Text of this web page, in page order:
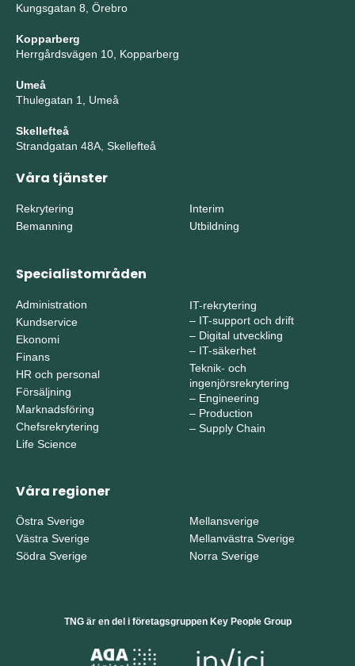
Kungsgatan 8, Örebro
Kopparberg
Herrgårdsvägen 10, Kopparberg
Umeå
Thulegatan 1, Umeå
Skellefteå
Strandgatan 48A, Skellefteå
Våra tjänster
Rekrytering
Bemanning
Interim
Utbildning
Specialistområden
Administration
Kundservice
Ekonomi
Finans
HR och personal
Försäljning
Marknadsföring
Chefsrekrytering
Life Science
IT-rekrytering
– IT-support och drift
– Digital utveckling
– IT-säkerhet
Teknik- och
ingenjörsrekrytering
– Engineering
– Production
– Supply Chain
Våra regioner
Östra Sverige
Västra Sverige
Södra Sverige
Mellansverige
Mellanvästra Sverige
Norra Sverige
TNG är en del i företagsgruppen Key People Group